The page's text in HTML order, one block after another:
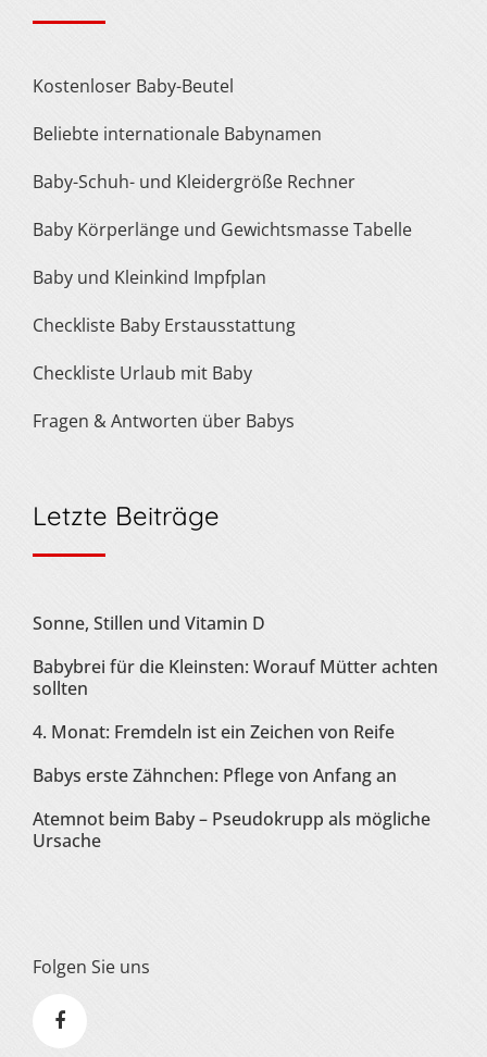
Kostenloser Baby-Beutel
Beliebte internationale Babynamen
Baby-Schuh- und Kleidergröße Rechner
Baby Körperlänge und Gewichtsmasse Tabelle
Baby und Kleinkind Impfplan
Checkliste Baby Erstausstattung
Checkliste Urlaub mit Baby
Fragen & Antworten über Babys
Letzte Beiträge
Sonne, Stillen und Vitamin D
Babybrei für die Kleinsten: Worauf Mütter achten
sollten
4. Monat: Fremdeln ist ein Zeichen von Reife
Babys erste Zähnchen: Pflege von Anfang an
Atemnot beim Baby – Pseudokrupp als mögliche
Ursache
Folgen Sie uns